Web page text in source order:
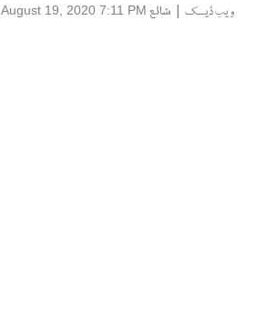
ویب ڈیسک | شائع August 19, 2020 7:11 PM